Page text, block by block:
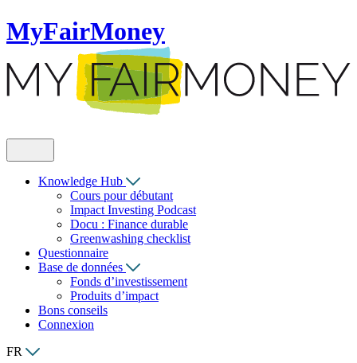
MyFairMoney
Knowledge Hub
Cours pour débutant
Impact Investing Podcast
Docu : Finance durable
Greenwashing checklist
Questionnaire
Base de données
Fonds d’investissement
Produits d’impact
Bons conseils
Connexion
FR